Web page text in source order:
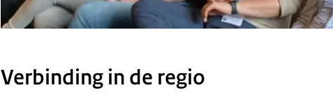
Verbinding in de regio